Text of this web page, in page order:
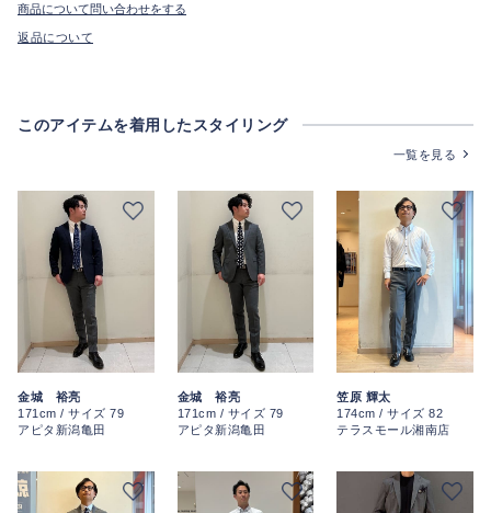
商品について問い合わせをする
返品について
このアイテムを着用したスタイリング
一覧を見る
金城 裕亮
171cm / サイズ 79
アピタ新潟亀田
金城 裕亮
171cm / サイズ 79
アピタ新潟亀田
笠原 輝太
174cm / サイズ 82
テラスモール湘南店